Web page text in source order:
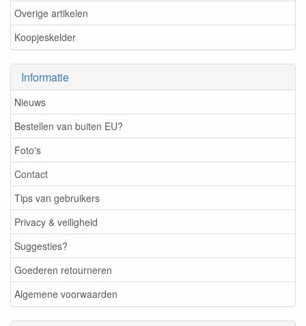
Overige artikelen
Koopjeskelder
Informatie
Nieuws
Bestellen van buiten EU?
Foto's
Contact
Tips van gebruikers
Privacy & veiligheid
Suggesties?
Goederen retourneren
Algemene voorwaarden